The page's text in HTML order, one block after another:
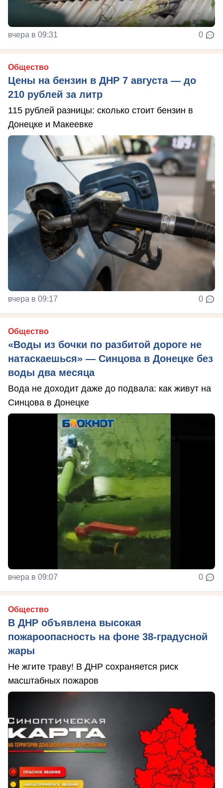
вчера в 09:31 0
Общество
Цены на бензин в ДНР 7 августа — до
210 рублей за литр
115 рублей разницы: сколько стоит бензин в
Донецке и Макеевке
вчера в 09:17 0
Общество
«Воды из бочки по разбитой дороге не
натаскаешься» — Синцова в Донецке без
воды два месяца
Вода не доходит даже до подвала: как живут на
Синцова в Донецке
вчера в 09:07 0
Общество
В ДНР объявлена высокая
пожароопасность на фоне 38-градусной
жары
Не жгите траву! В ДНР сохраняется риск
масштабных пожаров